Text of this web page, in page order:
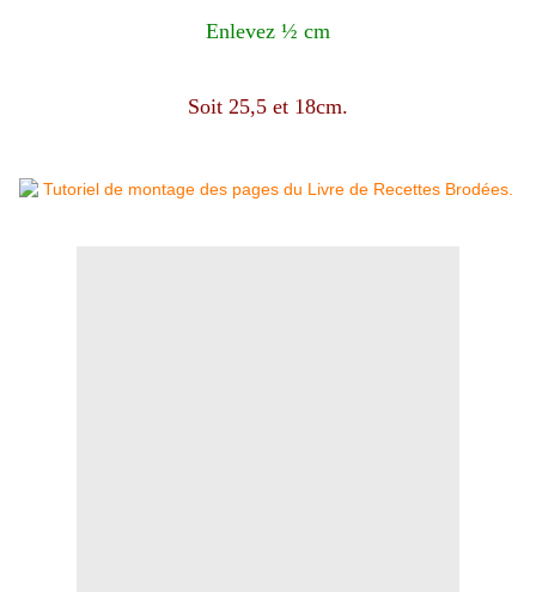
Enlevez ½ cm
Soit 25,5 et 18cm.